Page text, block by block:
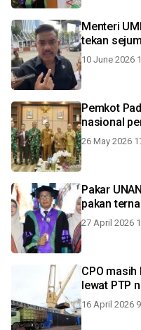
Menteri
tekan
10 June 2026
Pemkot
nasional
26 May 2026
Pakar
pakan
27 April 2026
CPO
lewat PTP
16 April 2026